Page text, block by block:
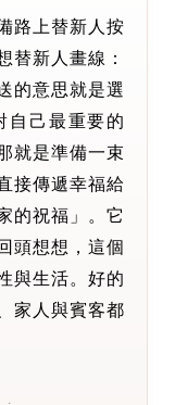
路上替新人按
替新人畫線：
的意思就是選
自己最重要的
就是準備一束
接傳遞幸福給
的祝福」。它
頭想想，這個
與生活。好的
家人與賓客都